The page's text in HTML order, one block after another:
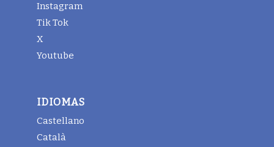
Instagram
Tik Tok
X
Youtube
IDIOMAS
Castellano
Català